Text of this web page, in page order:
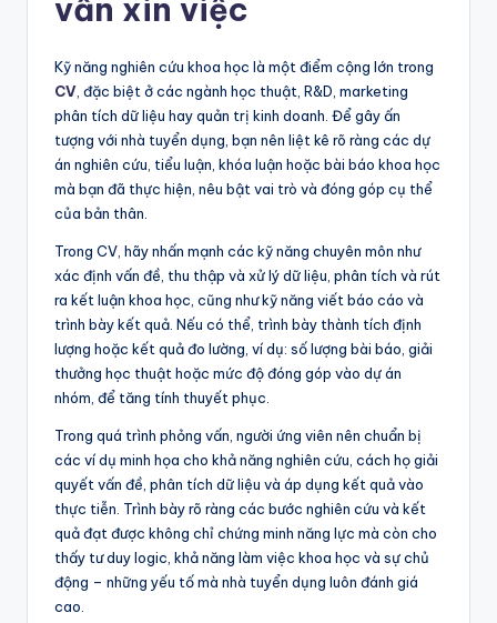
vấn xin việc
Kỹ năng nghiên cứu khoa học là một điểm cộng lớn trong
CV , đặc biệt ở các ngành học thuật, R&D, marketing
phân tích dữ liệu hay quản trị kinh doanh. Để gây ấn
tượng với nhà tuyển dụng, bạn nên liệt kê rõ ràng các dự
án nghiên cứu, tiểu luận, khóa luận hoặc bài báo khoa học
mà bạn đã thực hiện, nêu bật vai trò và đóng góp cụ thể
của bản thân.
Trong CV, hãy nhấn mạnh các kỹ năng chuyên môn như
xác định vấn đề, thu thập và xử lý dữ liệu, phân tích và rút
ra kết luận khoa học, cũng như kỹ năng viết báo cáo và
trình bày kết quả. Nếu có thể, trình bày thành tích định
lượng hoặc kết quả đo lường, ví dụ: số lượng bài báo, giải
thưởng học thuật hoặc mức độ đóng góp vào dự án
nhóm, để tăng tính thuyết phục.
Trong quá trình phỏng vấn, người ứng viên nên chuẩn bị
các ví dụ minh họa cho khả năng nghiên cứu, cách họ giải
quyết vấn đề, phân tích dữ liệu và áp dụng kết quả vào
thực tiễn. Trình bày rõ ràng các bước nghiên cứu và kết
quả đạt được không chỉ chứng minh năng lực mà còn cho
thấy tư duy logic, khả năng làm việc khoa học và sự chủ
động – những yếu tố mà nhà tuyển dụng luôn đánh giá
cao.